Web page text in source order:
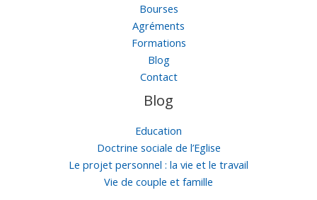
Bourses
Agréments
Formations
Blog
Contact
Blog
Education
Doctrine sociale de l’Eglise
Le projet personnel : la vie et le travail
Vie de couple et famille